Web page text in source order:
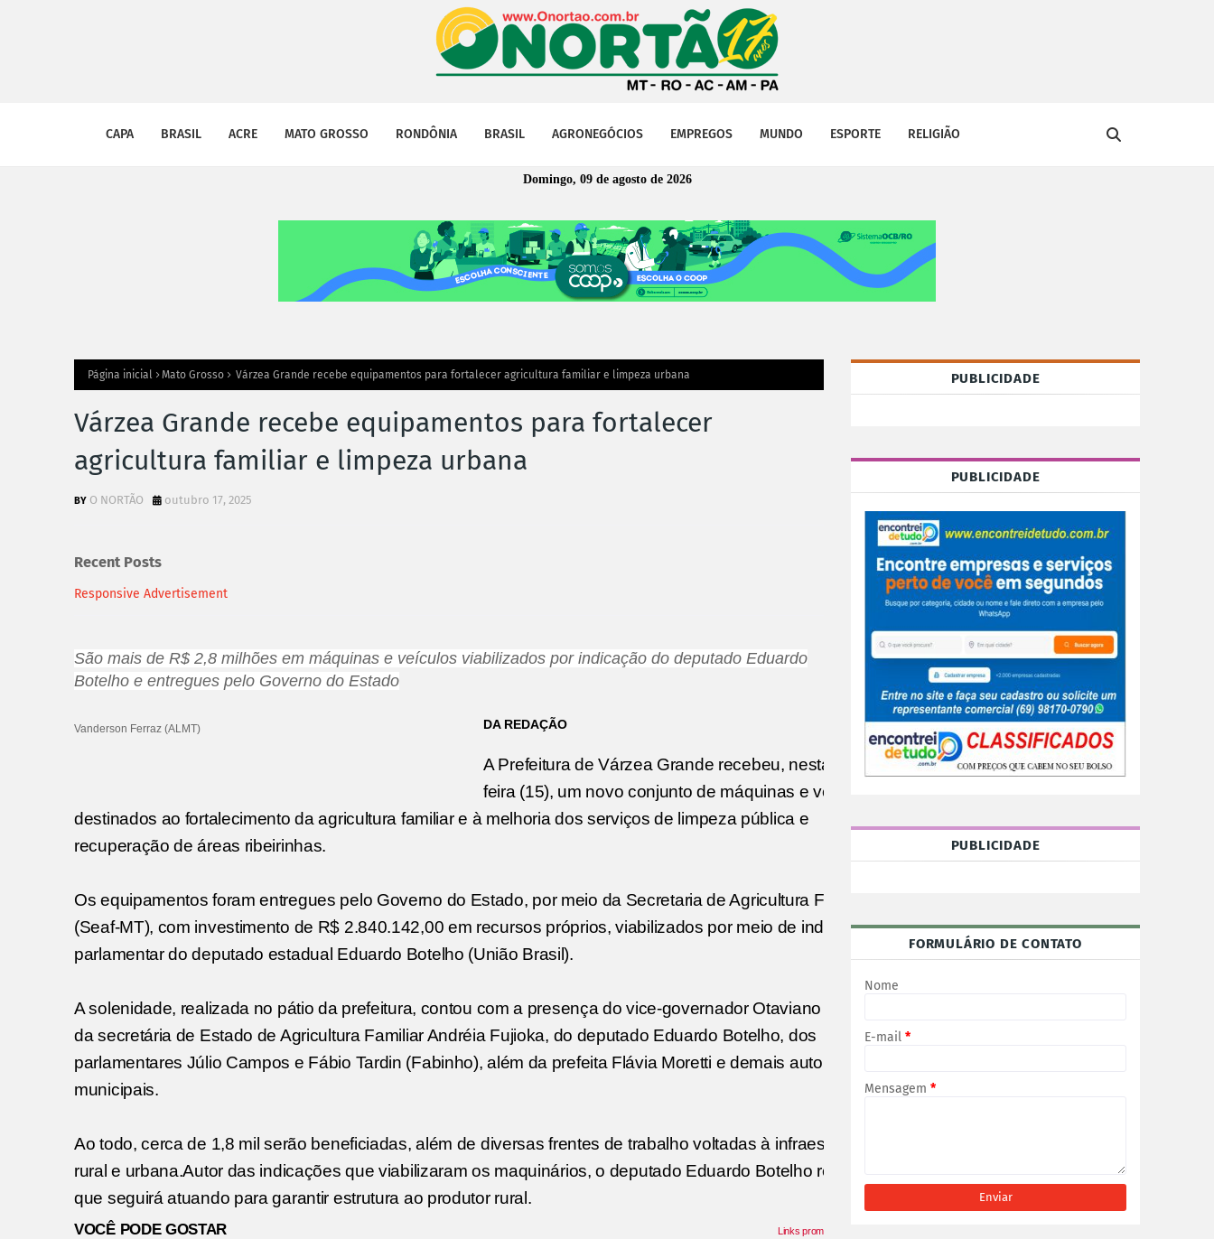
CAPA BRASIL ACRE MATO GROSSO RONDÔNIA BRASIL AGRONEGÓCIOS EMPREGOS MUNDO ESPORTE RELIGIÃO
Domingo, 09 de agosto de 2026
Página inicial Mato Grosso Várzea Grande recebe equipamentos para fortalecer agricultura familiar e limpeza urbana
Várzea Grande recebe equipamentos para fortalecer
agricultura familiar e limpeza urbana
O NORTÃO outubro 17, 2025
Recent Posts
Responsive Advertisement
São mais de R$ 2,8 milhões em máquinas e veículos viabilizados por indicação do deputado Eduardo
Botelho e entregues pelo Governo do Estado
Vanderson Ferraz (ALMT) DA REDAÇÃO
A Prefeitura de Várzea Grande recebeu, nesta quarta-
feira (15), um novo conjunto de máquinas e veículos
destinados ao fortalecimento da agricultura familiar e à melhoria dos serviços de limpeza pública e
recuperação de áreas ribeirinhas.
Os equipamentos foram entregues pelo Governo do Estado, por meio da Secretaria de Agricultura Familiar
(Seaf-MT), com investimento de R$ 2.840.142,00 em recursos próprios, viabilizados por meio de indicação
parlamentar do deputado estadual Eduardo Botelho (União Brasil).
A solenidade, realizada no pátio da prefeitura, contou com a presença do vice-governador Otaviano Pivetta,
da secretária de Estado de Agricultura Familiar Andréia Fujioka, do deputado Eduardo Botelho, dos
parlamentares Júlio Campos e Fábio Tardin (Fabinho), além da prefeita Flávia Moretti e demais autoridades
municipais.
Ao todo, cerca de 1,8 mil serão beneficiadas, além de diversas frentes de trabalho voltadas à infraestrutura
rural e urbana.Autor das indicações que viabilizaram os maquinários, o deputado Eduardo Botelho ressaltou
que seguirá atuando para garantir estrutura ao produtor rural.
Links promovidos
VOCÊ PODE GOSTAR
PUBLICIDADE
PUBLICIDADE
PUBLICIDADE
FORMULÁRIO DE CONTATO
Nome
E-mail *
Mensagem *